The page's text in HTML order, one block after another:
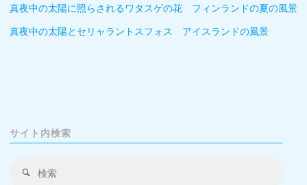
真夜中の太陽に照らされるワタスゲの花 フィンランドの夏の風景
真夜中の太陽とセリャラントスフォス アイスランドの風景
サイト内検索
検